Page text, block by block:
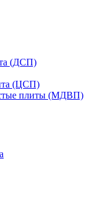
(ДСП)
(ЦСП)
плиты (МДВП)